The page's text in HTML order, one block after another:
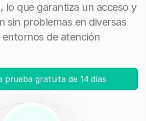
lo que garantiza un acceso y
sin problemas en diversas
entornos de atención
prueba gratuita de 14 días